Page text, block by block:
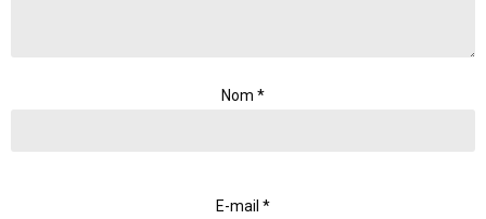
Nom *
E-mail *